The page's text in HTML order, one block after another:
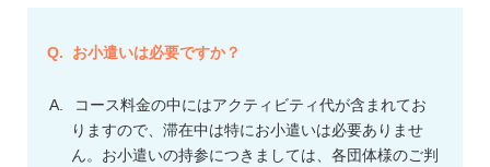
お小遣いは必要ですか？
コース料金の中にはアクティビティ代が含まれてお
りますので、滞在中は特にお小遣いは必要ありませ
ん。お小遣いの持参につきましては、各団体様のご判